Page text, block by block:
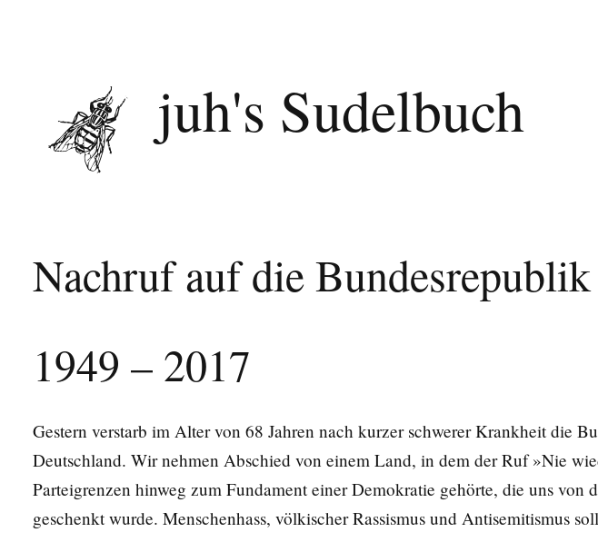
juh's Sudelbuch
Nachruf auf die Bundesrepublik
1949 – 2017
Gestern verstarb im Alter von 68 Jahren nach kurzer schwerer Krankheit die
Deutschland. Wir nehmen Abschied von einem Land, in dem der Ruf »Nie
Parteigrenzen hinweg zum Fundament einer Demokratie gehörte, die uns von
geschenkt wurde. Menschenhass, völkischer Rassismus und Antisemitismus